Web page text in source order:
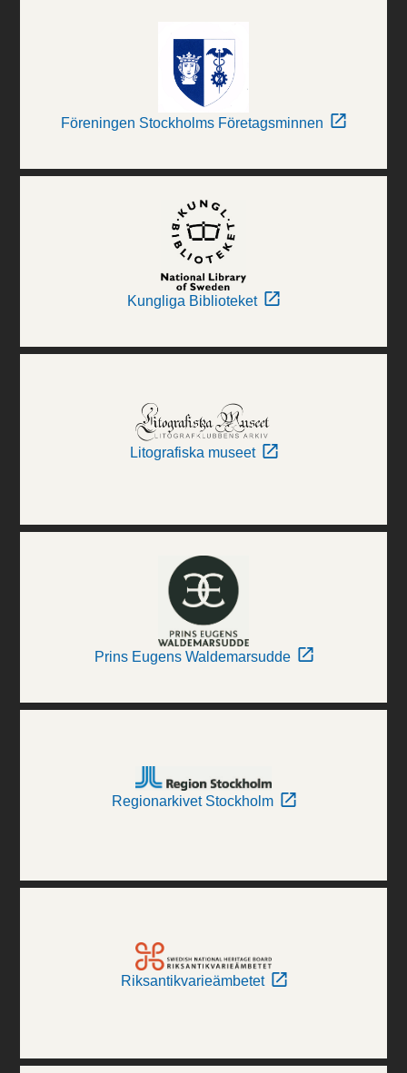
Föreningen Stockholms Företagsminnen
Kungliga Biblioteket
Litografiska museet
Prins Eugens Waldemarsudde
Regionarkivet Stockholm
Riksantikvarieämbetet